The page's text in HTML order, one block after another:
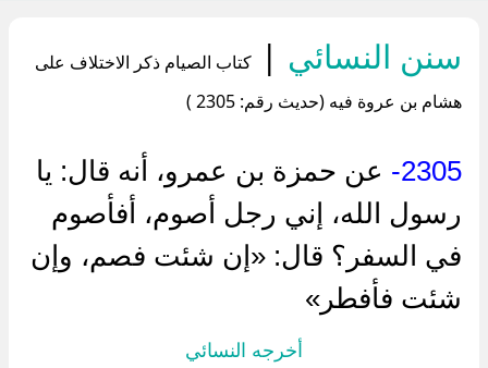
سنن النسائي |
كتاب الصيام ذكر الاختلاف على
هشام بن عروة فيه (حديث رقم: 2305 )
2305-
عن حمزة بن عمرو، أنه قال: يا
رسول الله، إني رجل أصوم، أفأصوم
في السفر؟ قال: «إن شئت فصم، وإن
شئت فأفطر»
أخرجه النسائي